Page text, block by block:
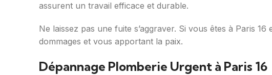
assurent un travail efficace et durable.
Ne laissez pas une fuite s’aggraver. Si vous êtes à Paris
dommages et vous apportant la paix.
Dépannage Plomberie Urgent à Paris 16